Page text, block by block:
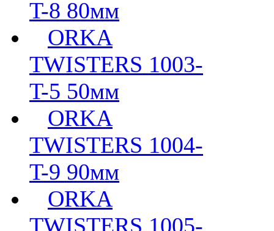
T-8 80мм
ORKA
TWISTERS 1003-
T-5 50мм
ORKA
TWISTERS 1004-
T-9 90мм
ORKA
TWISTERS 1005-